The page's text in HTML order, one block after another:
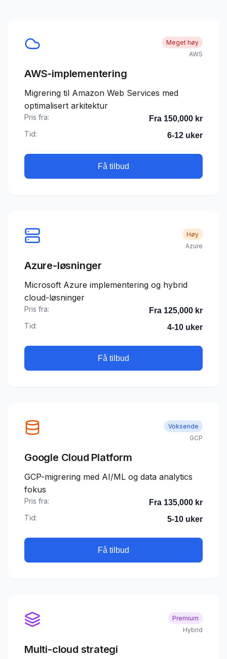
Meget høy
AWS
AWS-implementering
Migrering til Amazon Web Services med
optimalisert arkitektur
Pris fra:
Fra 150,000 kr
Tid:
6-12 uker
Få tilbud
Høy
Azure
Azure-løsninger
Microsoft Azure implementering og hybrid
cloud-løsninger
Pris fra:
Fra 125,000 kr
Tid:
4-10 uker
Få tilbud
Voksende
GCP
Google Cloud Platform
GCP-migrering med AI/ML og data analytics
fokus
Pris fra:
Fra 135,000 kr
Tid:
5-10 uker
Få tilbud
Premium
Hybrid
Multi-cloud strategi